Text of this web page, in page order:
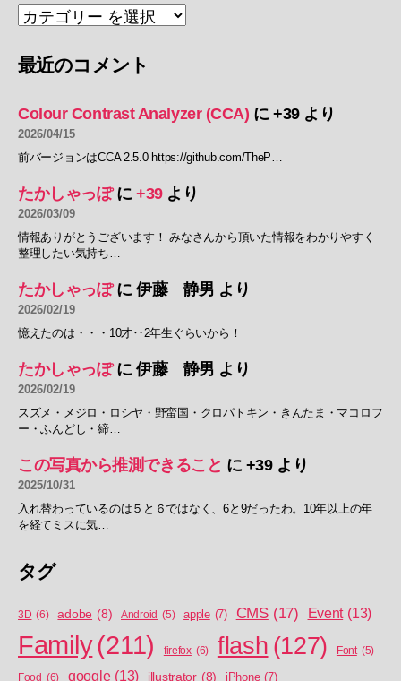
最近のコメント
Colour Contrast Analyzer (CCA) に+39より
2026/04/15
前バージョンはCCA 2.5.0 https://github.com/TheP…
たかしゃっぽに +39より
2026/03/09
情報ありがとうございます！ みなさんから頂いた情報をわかりやすく
整理したい気持ち…
たかしゃっぽに 伊藤 静男 より
2026/02/19
憶えたのは・・・10才‥2年生ぐらいから！
たかしゃっぽに 伊藤 静男 より
2026/02/19
スズメ・メジロ・ロシヤ・野蛮国・クロパトキン・きんたま・マコロフ
ー・ふんどし・締…
この写真から推測できること に +39より
2025/10/31
入れ替わっているのは５と６ではなく、6と9だったわ。10年以上の年
を経てミスに気…
タグ
3D (6) adobe (8) Android (5) apple (7) CMS (17) Event (13)
Family(211) firefox (6) flash (127) Font (5)
Food (6) google (13) illustrator (8) iPhone (7)